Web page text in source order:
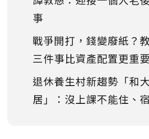
事
戰爭開打，錢變廢紙？
三件事比資產配置更重
退休養生村新趨勢「和
居」：沒上課不能住、